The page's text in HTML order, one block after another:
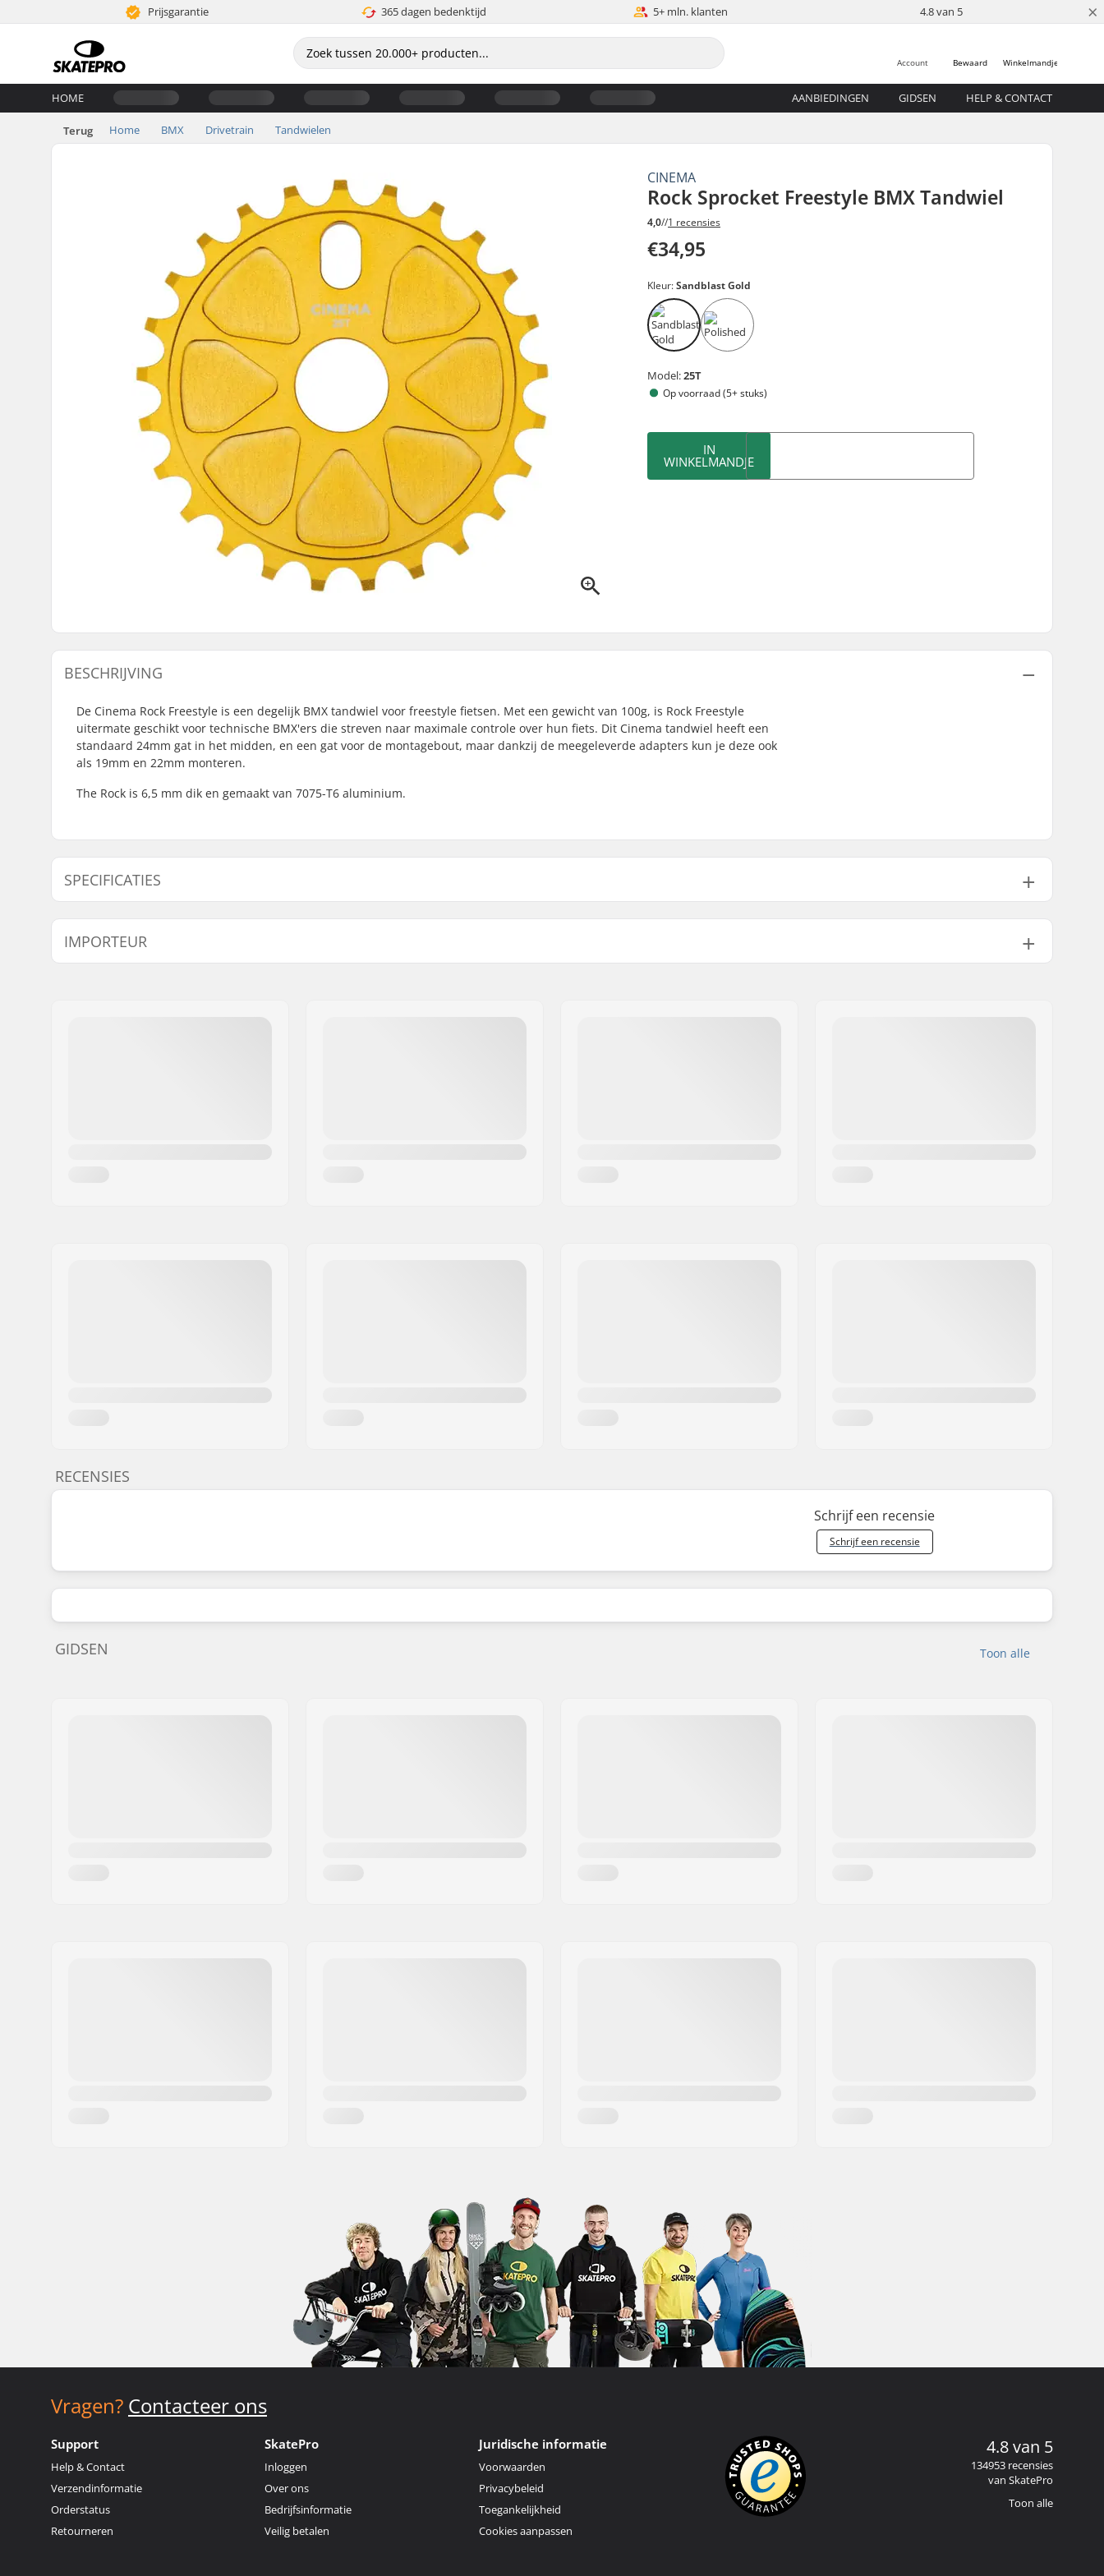
Prijsgarantie 365 dagen bedenktijd 5+ mln. klanten 4.8 van 5 ×
Winkelmandje
Bewaard
Account
HOME AANBIEDINGEN GIDSEN HELP & CONTACT
Terug Home BMX Drivetrain Tandwielen
CINEMA
Rock Sprocket Freestyle BMX Tandwiel
4,0//1 recensies
€34,95
Kleur:Sandblast Gold
Model:25T
Op voorraad (5+ stuks)
IN
WINKELMANDJE
BESCHRIJVING
De Cinema Rock Freestyle is een degelijk BMX tandwiel voor freestyle fietsen. Met een gewicht van 100g, is Rock Freestyle
uitermate geschikt voor technische BMX'ers die streven naar maximale controle over hun fiets. Dit Cinema tandwiel heeft een
standaard 24mm gat in het midden, en een gat voor de montagebout, maar dankzij de meegeleverde adapters kun je deze ook
als 19mm en 22mm monteren.
The Rock is 6,5 mm dik en gemaakt van 7075-T6 aluminium.
SPECIFICATIES
Aantal tanden:
25T
Tandwiel installatie:
Gewicht:
100g
IMPORTEUR
RECENSIES
Schrijf een recensie
Schrijf een recensie
Toon alle
GIDSEN
Vragen? Contacteer ons
Support
Help & Contact
Verzendinformatie
Orderstatus
Retourneren
SkatePro
Inloggen
Over ons
Bedrijfsinformatie
Veilig betalen
Juridische informatie
Voorwaarden
Privacybeleid
Toegankelijkheid
Cookies aanpassen
4.8 van 5
134953 recensies
van SkatePro
Toon alle